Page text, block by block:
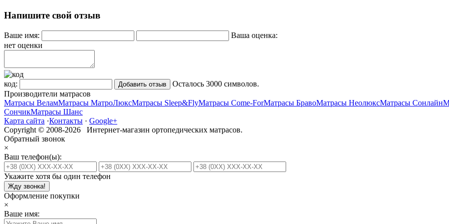
Напишите свой отзыв
Ваше имя:
Ваша оценка:
нет оценки
код: Осталось 3000 символов.
Производители матрасов
Матрасы ВеламМатрасы МатроЛюксМатрасы Sleep&FlyМатрасы Come-ForМатрасы БравоМатрасы НеолюксМатрасы Сонлайн
СончикМатрасы Шанс
Карта сайта ·Контакты · Google+
Copyright © 2008-2026 Интернет-магазин ортопедических матрасов.
Обратный звонок
×
Ваш телефон(ы):
Укажите хотя бы один телефон
Жду звонка!
Оформление покупки
×
Ваше имя: